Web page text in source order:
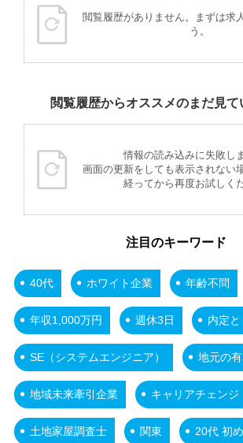
閲覧履歴がありません。まずは求
う。
閲覧履歴からオススメのまだ見て
情報の読み込みに失敗し
画面の更新をしても表示されない
経ってから再度お試しく
注目のキーワード
40代 ホワイト企業 年齢不問
年収1,000万円 週休3日 内定
SE（システムエンジニア） 地元の
地域未来牽引企業 キャリアチェンジ
土地家屋調査士 関東 20代 初